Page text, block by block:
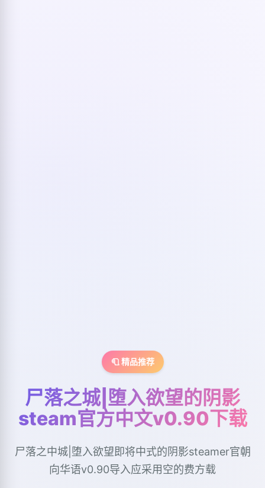
🧻 精品推荐
尸落之城|堕入欲望的阴影
steam官方中文v0.90下载
尸落之中城|堕入欲望即将中式的阴影steamer官朝
向华语v0.90导入应采用空的费方载